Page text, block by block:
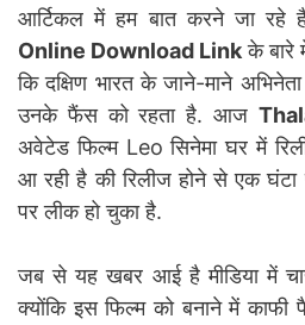
आर्टिकल में हम बात करने जा रहे
Online Download Linkके बारे
कि दक्षिण भारत के जाने-माने
उनके फैंस को रहता है. आज
अवेटेड फिल्म Leo सिनेमा घर में
आ रही है की रिलीज होने से एक घंटा
पर लीक हो चुका है.
जब से यह खबर आई है मीडिया में
क्योंकि इस फिल्म को बनाने में